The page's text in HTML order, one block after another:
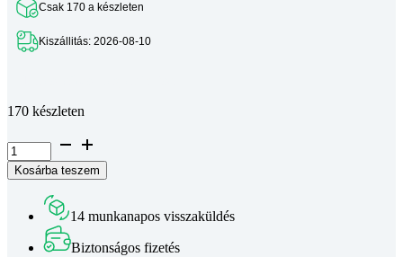
Csak 170 a készleten
Kiszállitás: 2026-08-10
170 készleten
Ellenállás
68R
1/4W
mennyiség
Kosárba teszem
14 munkanapos visszaküldés
Biztonságos fizetés